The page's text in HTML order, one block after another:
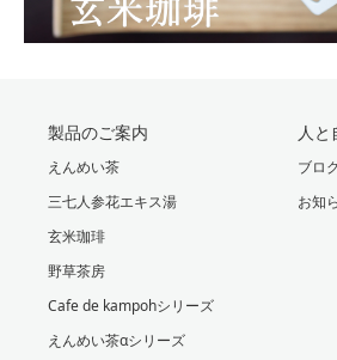
製品のご案内
えんめい茶
三七人参花エキス湯
玄米珈琲
野草茶房
Cafe de kampohシリーズ
えんめい茶αシリーズ
人と
ブロ
お知